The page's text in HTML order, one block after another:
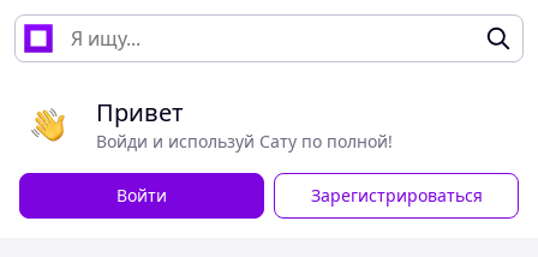
Привет
Войди и используй Сату по полной!
Войти Зарегистрироваться